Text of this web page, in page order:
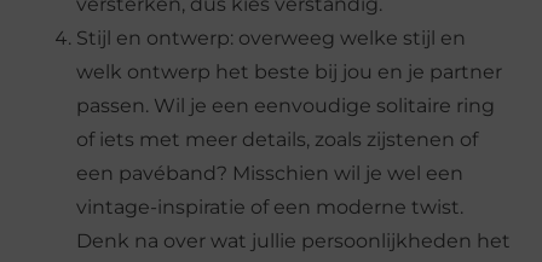
versterken, dus kies verstandig.
Stijl en ontwerp: overweeg welke stijl en
welk ontwerp het beste bij jou en je partner
passen. Wil je een eenvoudige solitaire ring
of iets met meer details, zoals zijstenen of
een pavéband? Misschien wil je wel een
vintage-inspiratie of een moderne twist.
Denk na over wat jullie persoonlijkheden het